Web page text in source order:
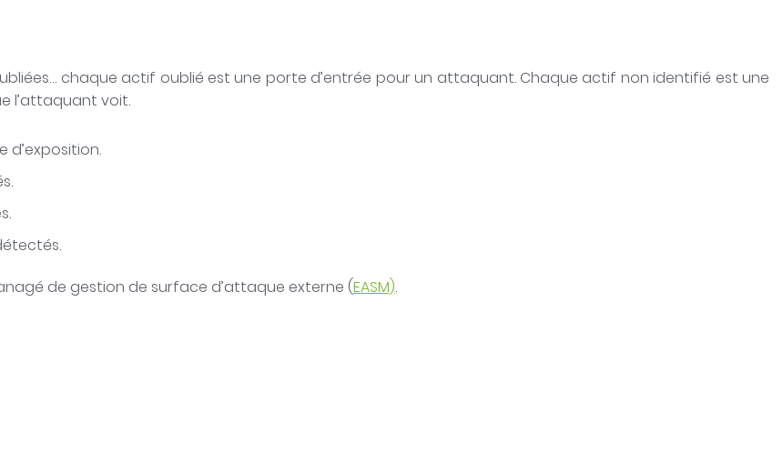
chaque actif oublié est une porte d’entrée pour un attaquant. Chaque actif non identifié est une
l’attaquant voit.
d’exposition.
de gestion de surface d’attaque externe (EASM).